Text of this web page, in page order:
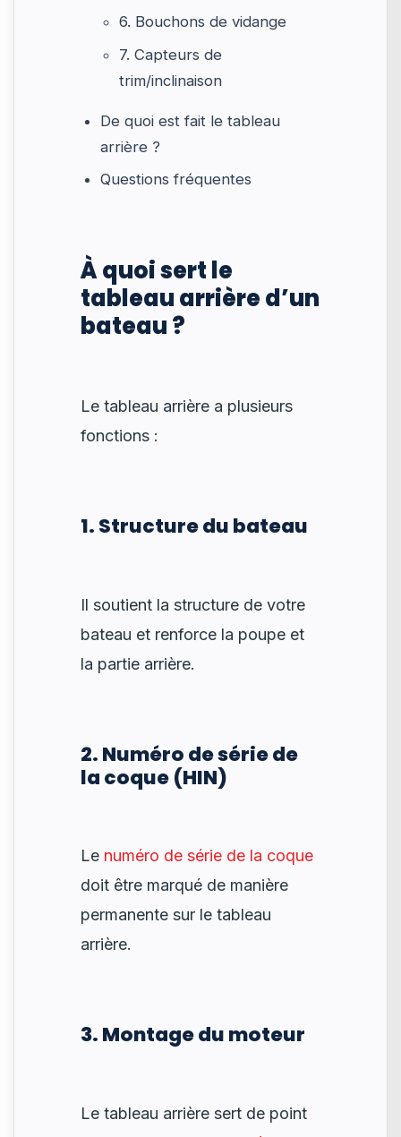
6. Bouchons de vidange
7. Capteurs de
trim/inclinaison
De quoi est fait le tableau
arrière ?
Questions fréquentes
À quoi sert le
tableau arrière d’un
bateau ?
Le tableau arrière a plusieurs
fonctions :
1. Structure du bateau
Il soutient la structure de votre
bateau et renforce la poupe et
la partie arrière.
2. Numéro de série de
la coque (HIN)
Le numéro de série de la coque
doit être marqué de manière
permanente sur le tableau
arrière.
3. Montage du moteur
Le tableau arrière sert de point